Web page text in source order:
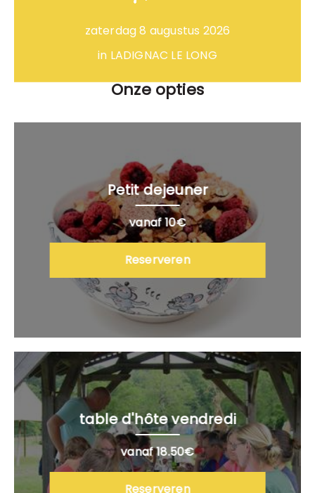
zaterdag 8 augustus 2026
in LADIGNAC LE LONG
Onze opties
Petit dejeuner
vanaf 10€
Reserveren
table d'hôte vendredi
vanaf 18.50€
Reserveren